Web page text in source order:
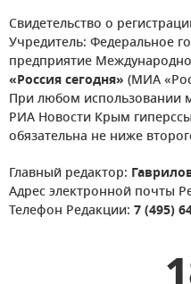
Свидетельство о
Учредитель: Федеральное
предприятие
«Россия сегодня» (МИА
При любом использовании
РИА Новости Крым
обязательна не ниже
Главный редактор:
Адрес электронной почты
Телефон Редакции: 7 (495)